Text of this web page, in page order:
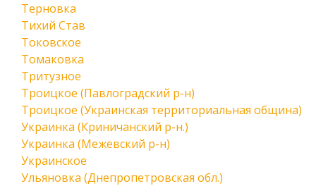
Терновка
Тихий Став
Токовское
Томаковка
Тритузное
Троицкое (Павлоградский р-н)
Троицкое (Украинская территориальная община)
Украинка (Криничанский р-н.)
Украинка (Межевский р-н)
Украинское
Ульяновка (Днепропетровская обл.)